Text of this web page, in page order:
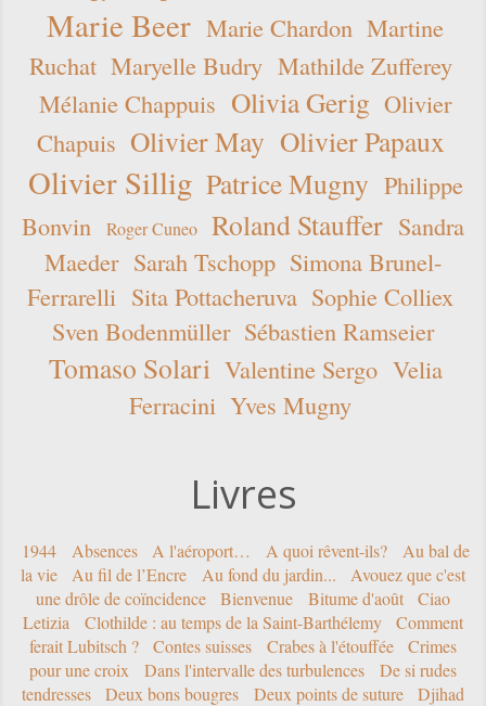
Marie Beer Marie Chardon Martine
Ruchat Maryelle Budry Mathilde Zufferey
Mélanie Chappuis Olivia Gerig Olivier
Chapuis Olivier May Olivier Papaux
Olivier Sillig Patrice Mugny Philippe
Bonvin
Roger Cuneo Roland Stauffer Sandra
Maeder Sarah Tschopp Simona Brunel-
Ferrarelli Sita Pottacheruva Sophie Colliex
Sven Bodenmüller Sébastien Ramseier
Tomaso Solari Valentine Sergo Velia
Ferracini Yves Mugny
Livres
1944 Absences A l'aéroport… A quoi rêvent-ils?
Au bal de
la vie
Au fil de l’Encre Au fond du jardin...
Avouez que c'est
une drôle de coïncidence
Bienvenue Bitume d'août
Ciao
Letizia
Clothilde : au temps de la Saint-Barthélemy
Comment
ferait Lubitsch ?
Contes suisses Crabes à l'étouffée
Crimes
pour une croix
Dans l'intervalle des turbulences
De si rudes
tendresses
Deux bons bougres Deux points de suture
Djihad